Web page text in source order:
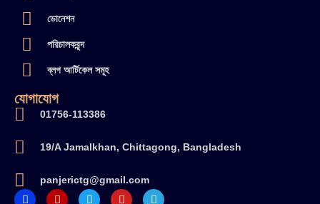
ডোনেশন
পরিচালকবৃন্দ
ব্লগ আর্টিকেল সমূহ
যোগাযোগ
01756-113386
19/A Jamalkhan, Chittagong, Bangladesh
panjerictg@gmail.com